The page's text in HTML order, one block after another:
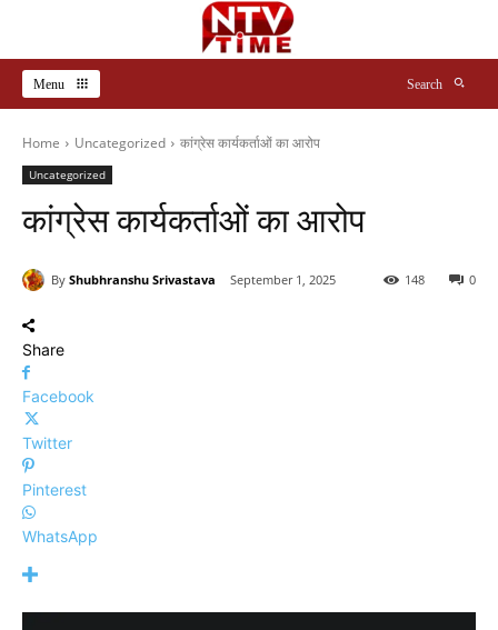
Menu Search
Home Uncategorized कांग्रेस कार्यकर्ताओं का आरोप
Uncategorized
कांग्रेस कार्यकर्ताओं का आरोप
By Shubhranshu Srivastava September 1, 2025 0
148
Share
Facebook
Twitter
Pinterest
WhatsApp